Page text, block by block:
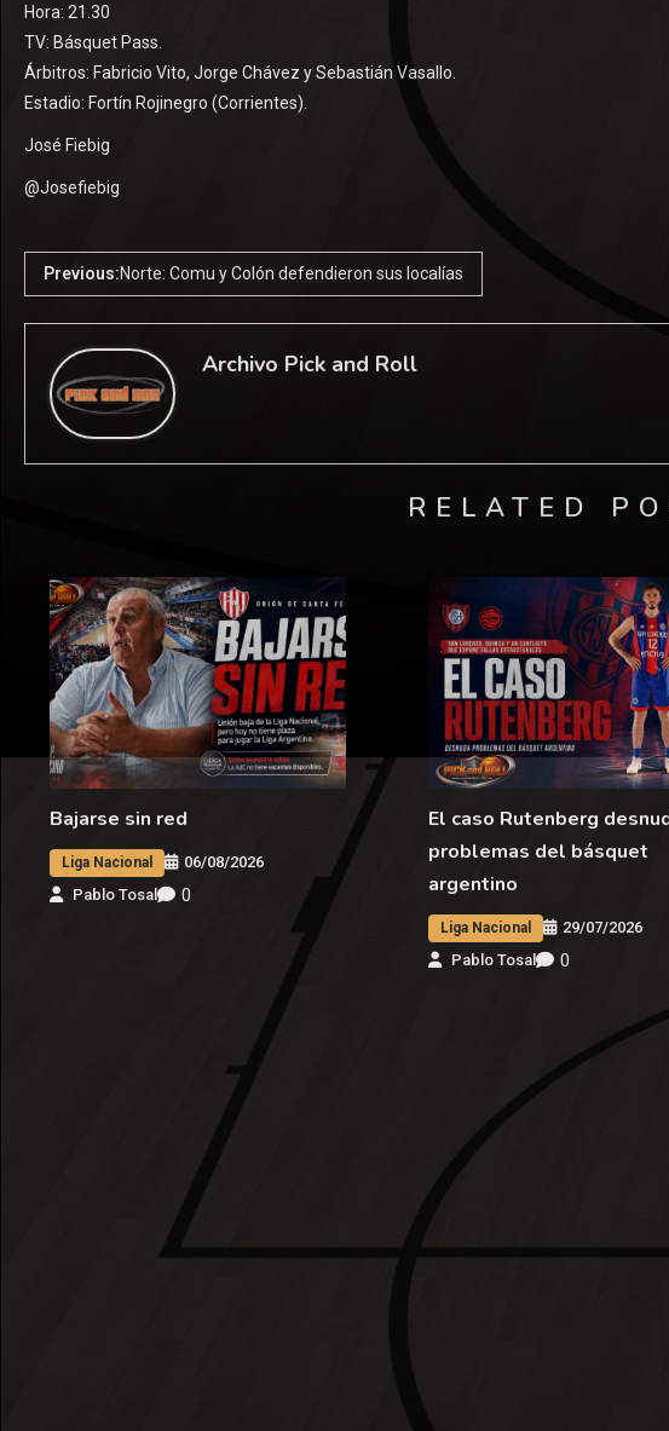
Hora: 21.30
TV: Básquet Pass.
Árbitros: Fabricio Vito, Jorge Chávez y Sebastián Vasallo.
Estadio: Fortín Rojinegro (Corrientes).
José Fiebig
@Josefiebig
Previous:Norte: Comu y Colón defendieron sus localías
Archivo Pick and Roll
RELATED
Bajarse sin red
Liga Nacional
06/08/2026
Pablo Tosal
0
El caso Rutenberg
problemas del básquet
argentino
Liga Nacional
29/07/2026
Pablo Tosal
0